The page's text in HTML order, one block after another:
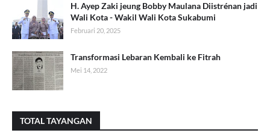
H. Ayep Zaki jeung Bobby Maulana Diistrénan jadi
Wali Kota - Wakil Wali Kota Sukabumi
Februari 20, 2025
Transformasi Lebaran Kembali ke Fitrah
Mei 14, 2022
TOTAL TAYANGAN